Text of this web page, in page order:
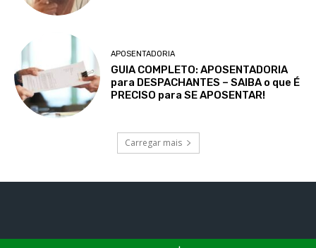
APOSENTADORIA
GUIA COMPLETO: APOSENTADORIA
para DESPACHANTES – SAIBA o que É
PRECISO para SE APOSENTAR!
Carregar mais